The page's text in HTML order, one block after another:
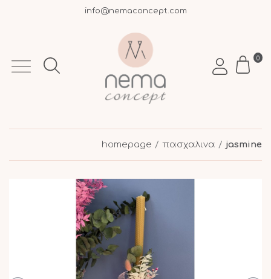
info@nemaconcept.com
Free shipping over €50 within Greece
0
homepage πασχαλινα jasmine